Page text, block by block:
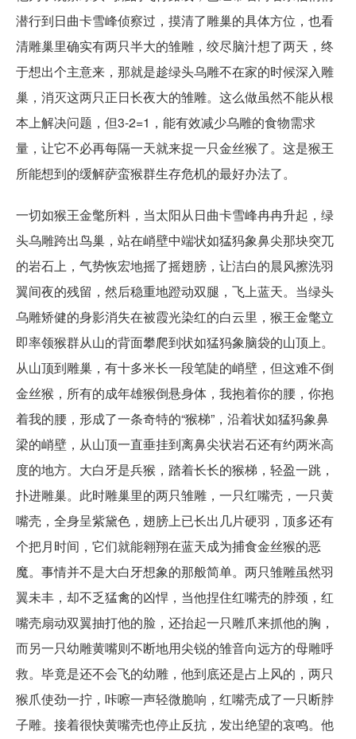
潜行到日曲卡雪峰侦察过，摸清了雕巢的具体方位，也看
清雕巢里确实有两只半大的雏雕，绞尽脑汁想了两天，终
于想出个主意来，那就是趁绿头乌雕不在家的时候深入雕
巢，消灭这两只正日长夜大的雏雕。这么做虽然不能从根
本上解决问题，但3-2=1，能有效减少乌雕的食物需求
量，让它不必再每隔一天就来捉一只金丝猴了。这是猴王
所能想到的缓解萨蛮猴群生存危机的最好办法了。
一切如猴王金氅所料，当太阳从日曲卡雪峰冉冉升起，绿
头乌雕跨出鸟巢，站在峭壁中端状如猛犸象鼻尖那块突兀
的岩石上，气势恢宏地摇了摇翅膀，让洁白的晨风擦洗羽
翼间夜的残留，然后稳重地蹬动双腿，飞上蓝天。当绿头
乌雕矫健的身影消失在被霞光染红的白云里，猴王金氅立
即率领猴群从山的背面攀爬到状如猛犸象脑袋的山顶上。
从山顶到雕巢，有十多米长一段笔陡的峭壁，但这难不倒
金丝猴，所有的成年雄猴倒悬身体，我抱着你的腰，你抱
着我的腰，形成了一条奇特的“猴梯”，沿着状如猛犸象鼻
梁的峭壁，从山顶一直垂挂到离鼻尖状岩石还有约两米高
度的地方。大白牙是兵猴，踏着长长的猴梯，轻盈一跳，
扑进雕巢。此时雕巢里的两只雏雕，一只红嘴壳，一只黄
嘴壳，全身呈紫黛色，翅膀上已长出几片硬羽，顶多还有
个把月时间，它们就能翱翔在蓝天成为捕食金丝猴的恶
魔。事情并不是大白牙想象的那般简单。两只雏雕虽然羽
翼未丰，却不乏猛禽的凶悍，当他捏住红嘴壳的脖颈，红
嘴壳扇动双翼抽打他的脸，还抬起一只雕爪来抓他的胸，
而另一只幼雕黄嘴则不断地用尖锐的雏音向远方的母雕呼
救。毕竟是还不会飞的幼雕，他到底还是占上风的，两只
猴爪使劲一拧，咔嚓一声轻微脆响，红嘴壳成了一只断脖
子雕。接着很快黄嘴壳也停止反抗，发出绝望的哀鸣。他